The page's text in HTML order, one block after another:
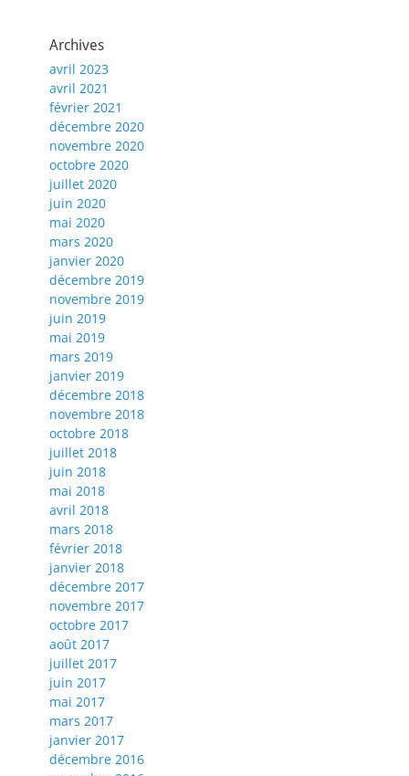
Archives
avril 2023
avril 2021
février 2021
décembre 2020
novembre 2020
octobre 2020
juillet 2020
juin 2020
mai 2020
mars 2020
janvier 2020
décembre 2019
novembre 2019
juin 2019
mai 2019
mars 2019
janvier 2019
décembre 2018
novembre 2018
octobre 2018
juillet 2018
juin 2018
mai 2018
avril 2018
mars 2018
février 2018
janvier 2018
décembre 2017
novembre 2017
octobre 2017
août 2017
juillet 2017
juin 2017
mai 2017
mars 2017
janvier 2017
décembre 2016